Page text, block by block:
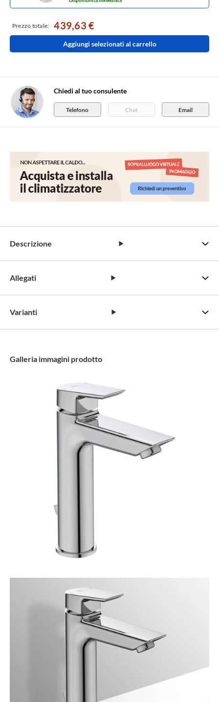
Prezzo totale: 439,63 €
Aggiungi selezionati al carrello
Chiedi al tuo consulente
Telefono Chat Email
Descrizione
Allegati
Varianti
Galleria immagini prodotto